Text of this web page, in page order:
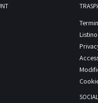
SOCIAL